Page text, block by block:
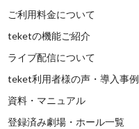
ご利用料金について
teketの機能ご紹介
ライブ配信について
teket利用者様の声・導入事例
資料・マニュアル
登録済み劇場・ホール一覧